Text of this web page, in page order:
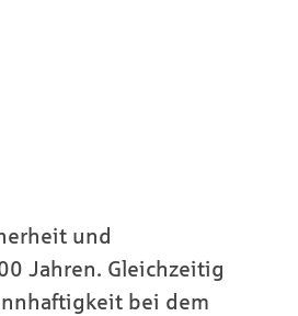
und
Jahren. Gleichzeitig
bei dem